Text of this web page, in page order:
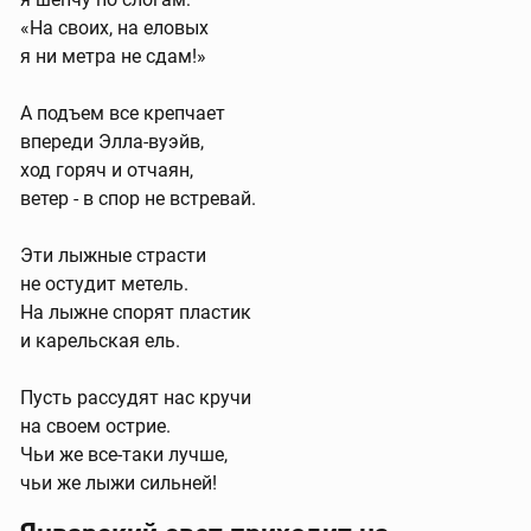
«На своих, на еловых
я ни метра не сдам!»
А подъем все крепчает
впереди Элла-вуэйв,
ход горяч и отчаян,
ветер - в спор не встревай.
Эти лыжные страсти
не остудит метель.
На лыжне спорят пластик
и карельская ель.
Пусть рассудят нас кручи
на своем острие.
Чьи же все-таки лучше,
чьи же лыжи сильней!